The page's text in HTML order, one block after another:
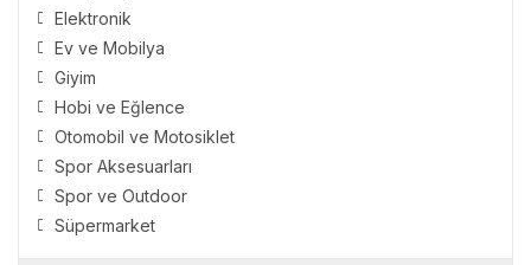
Elektronik
Ev ve Mobilya
Giyim
Hobi ve Eğlence
Otomobil ve Motosiklet
Spor Aksesuarları
Spor ve Outdoor
Süpermarket